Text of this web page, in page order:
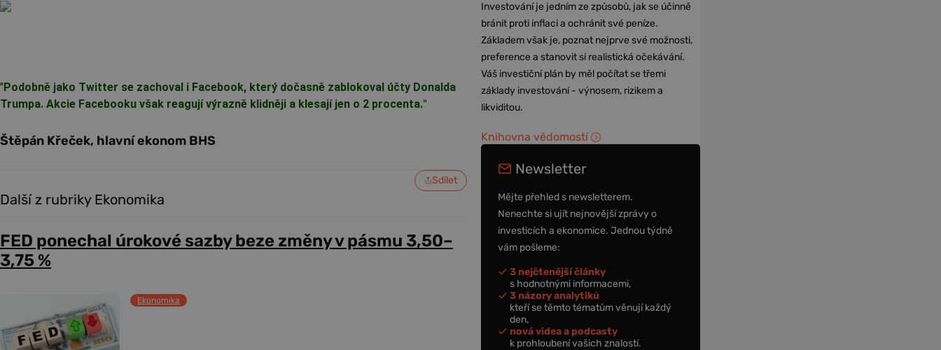
"Podobně jako Twitter se zachoval i Facebook, který dočasně zablokoval účty Donalda
Trumpa. Akcie Facebooku však reagují výrazně klidněji a klesají jen o 2 procenta."
Štěpán Křeček, hlavní ekonom BHS
Sdílet
Další z rubriky Ekonomika
FED ponechal úrokové sazby beze změny v pásmu 3,50–
3,75 %
Ekonomika
Investování je jedním ze způsobů, jak se účinně
bránit proti inflaci a ochránit své peníze.
Základem však je, poznat nejprve své možnosti,
preference a stanovit si realistická očekávání.
Váš investiční plán by měl počítat se třemi
základy investování - výnosem, rizikem a
likviditou.
Knihovna vědomostí
Newsletter
Mějte přehled s newsletterem.
Nenechte si ujít nejnovější zprávy o
investicích a ekonomice. Jednou týdně
vám pošleme:
3 nejčtenější články
s hodnotnými informacemi,
3 názory analytiků
kteří se těmto tématům věnují každý
den,
nová videa a podcasty
k prohloubení vašich znalostí.